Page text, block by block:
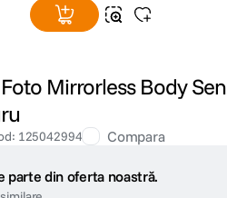
Mirrorless Body
: 125042994 Compara
parte din oferta noastră.